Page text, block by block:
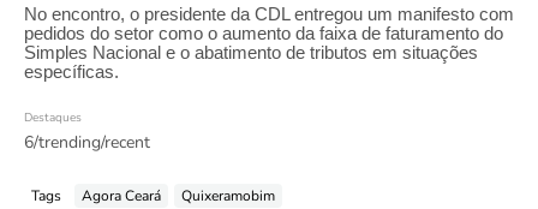
No encontro, o presidente da CDL entregou um manifesto com
pedidos do setor como o aumento da faixa de faturamento do
Simples Nacional e o abatimento de tributos em situações
específicas.
Destaques
6/trending/recent
Tags Agora Ceará Quixeramobim